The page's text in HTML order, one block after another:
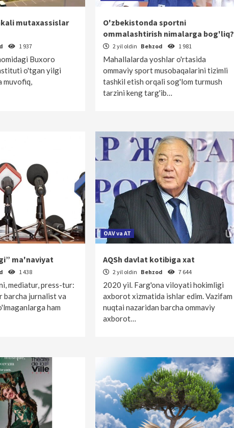
mutaxassislar
1 937
Buxoro
o'tgan yilgi
muvofiq,
O'zbekistonda sportni
ommalashtirish nimalarga bog'liq?
2 yil oldin Behzod 1 981
Mahallalarda yoshlar o'rtasida
ommaviy sport musobaqalarini tizimli
tashkil etish orqali sog'lom turmush
tarzini keng targ'ib…
ma'naviyat
1 438
mediatur, press-tur:
barcha jurnalist va
ham
OAV va AT
AQSh davlat kotibiga xat
2 yil oldin Behzod 7 644
2020 yil. Farg'ona viloyati hokimligi
axborot xizmatida ishlar edim. Vazifam
nuqtai nazaridan barcha ommaviy
axborot…